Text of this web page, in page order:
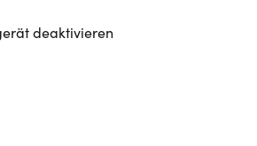
deaktivieren